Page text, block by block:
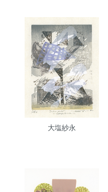
大塩紗永